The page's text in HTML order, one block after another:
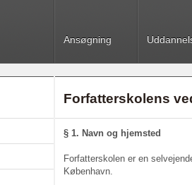
Ansøgning
Forfatterskolens
§ 1. Navn og hjemsted
Forfatterskolen er en
København.